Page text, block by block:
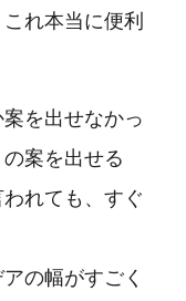
れ本当に便利
を出せなかっ
案を出せる
れても、すぐ
の幅がすごく